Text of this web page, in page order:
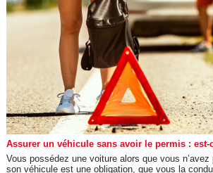
Assurer un véhicule sans avoir le permis : est-
Vous possédez une voiture alors que vous
son véhicule est une obligation, que vous la